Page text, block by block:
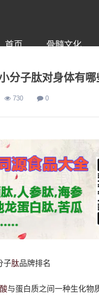
首页 骨髓文化
分子肽对身体有哪
730 0
子肽品牌排名
与蛋白质之间一种生化物